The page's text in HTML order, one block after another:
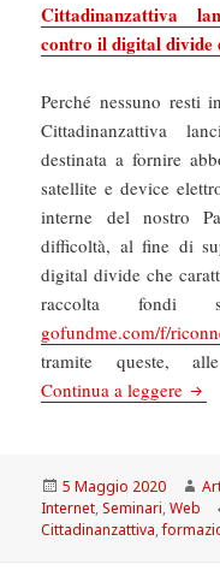
Cittadinanzattiva
contro il digital divide
Perché nessuno resti
Cittadinanzattiva
destinata a fornire
satellite e device
interne del nostro
difficoltà, al fine di
digital divide che
raccolta fondi
gofundme.com/f/
tramite queste,
Continua a leggere
Scritto
il
5 Maggio 2020
Internet,Seminari,Web
Cittadinanzattiva,